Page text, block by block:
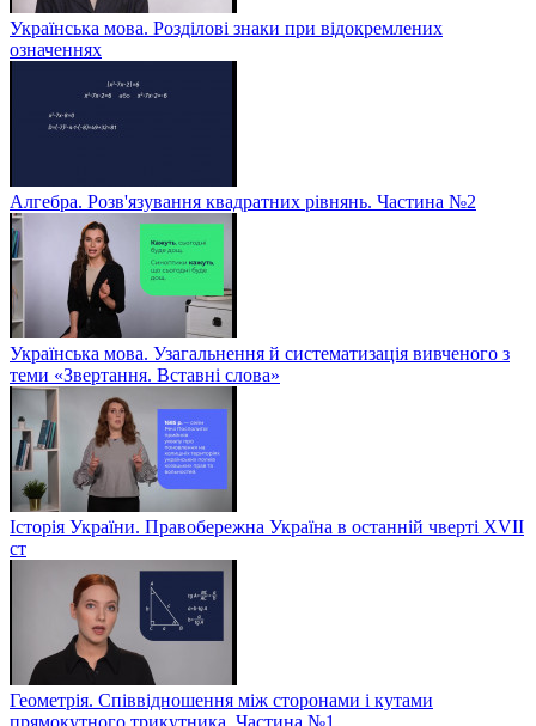
Українська мова. Розділові знаки при відокремлених
означеннях
Алгебра. Розв'язування квадратних рівнянь. Частина №2
Українська мова. Узагальнення й систематизація вивченого з
теми «Звертання. Вставні слова»
Історія України. Правобережна Україна в останній чверті XVII
ст
Геометрія. Співвідношення між сторонами і кутами
прямокутного трикутника. Частина №1